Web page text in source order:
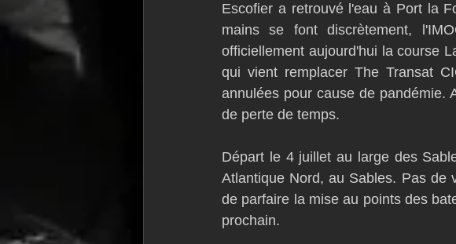
TF35 Business AC75 Open
Escofier a retrouvé l'eau à Port la
mains se font discrètement,
officiellement aujourd'hui la course
qui vient remplacer The Transat
annulées pour cause de pandémie.
de perte de temps.
Départ le 4 juillet au large des
Atlantique Nord, au Sables. Pas de
de parfaire la mise au points des
prochain.